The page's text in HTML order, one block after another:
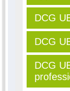
DCG
DCG
DCG